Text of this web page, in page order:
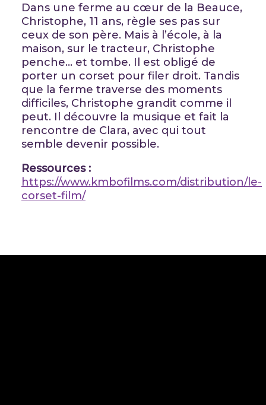
Dans une ferme au cœur de la Beauce,
Christophe, 11 ans, règle ses pas sur
ceux de son père. Mais à l’école, à la
maison, sur le tracteur, Christophe
penche… et tombe. Il est obligé de
porter un corset pour filer droit. Tandis
que la ferme traverse des moments
difficiles, Christophe grandit comme il
peut. Il découvre la musique et fait la
rencontre de Clara, avec qui tout
semble devenir possible.
Ressources :
https://www.kmbofilms.com/distribution/le-
corset-film/